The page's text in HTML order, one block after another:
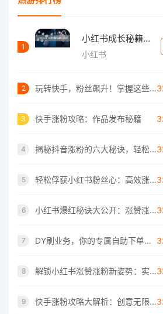
1
小红书成长秘籍：如何轻松实现高效涨赞与精
小红书
2 玩转快手，粉丝飙升！掌握这些技巧让你轻松
3 快手涨粉攻略：作品发布秘籍
4 揭秘抖音涨粉的六大秘诀，轻松成为网红！
5 轻松俘获小红书粉丝心：高效涨赞涨粉指南
6 小红书爆红秘诀大公开：涨赞涨粉两不误的技
7 DY刷业务，你的专属自助下单解决方案
8 解锁小红书涨赞涨粉新姿势：实用技巧大解析
9 快手涨粉攻略大解析：创意无限，粉丝速来！